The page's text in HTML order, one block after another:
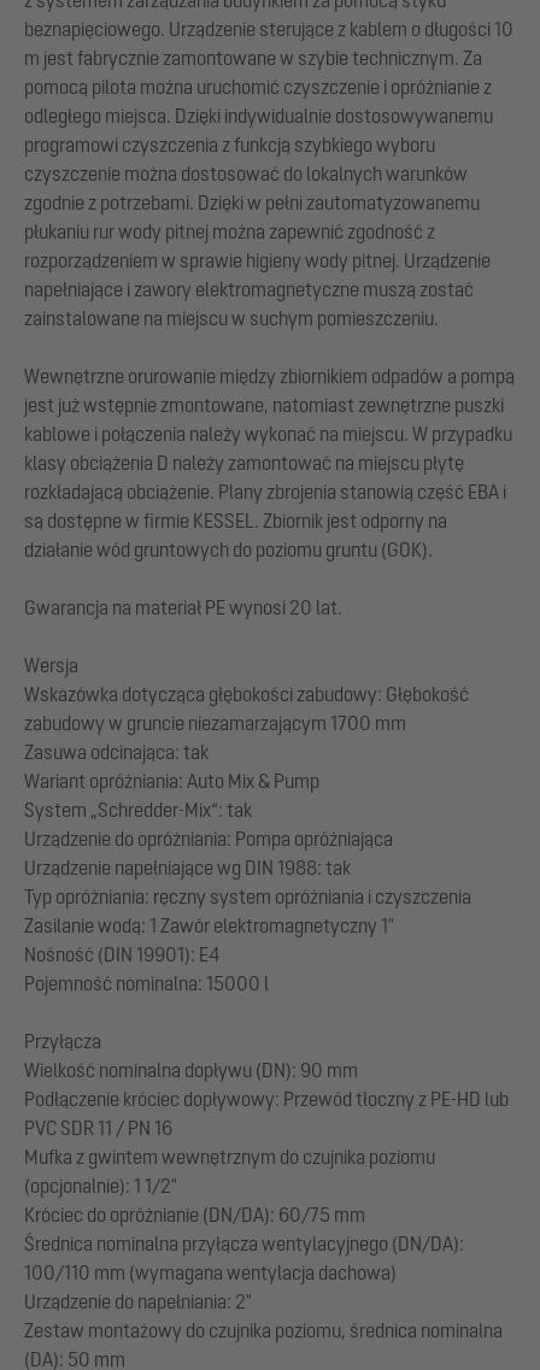
beznapięciowego. Urządzenie sterujące z kablem o długości 10
m jest fabrycznie zamontowane w szybie technicznym. Za
pomocą pilota można uruchomić czyszczenie i opróżnianie z
odległego miejsca. Dzięki indywidualnie dostosowywanemu
programowi czyszczenia z funkcją szybkiego wyboru
czyszczenie można dostosować do lokalnych warunków
zgodnie z potrzebami. Dzięki w pełni zautomatyzowanemu
płukaniu rur wody pitnej można zapewnić zgodność z
rozporządzeniem w sprawie higieny wody pitnej. Urządzenie
napełniające i zawory elektromagnetyczne muszą zostać
zainstalowane na miejscu w suchym pomieszczeniu.
Wewnętrzne orurowanie między zbiornikiem odpadów a pompą
jest już wstępnie zmontowane, natomiast zewnętrzne puszki
kablowe i połączenia należy wykonać na miejscu. W przypadku
klasy obciążenia D należy zamontować na miejscu płytę
rozkładającą obciążenie. Plany zbrojenia stanowią część EBA i
są dostępne w firmie KESSEL. Zbiornik jest odporny na
działanie wód gruntowych do poziomu gruntu (GOK).
Gwarancja na materiał PE wynosi 20 lat.
Wersja
Wskazówka dotycząca głębokości zabudowy: Głębokość
zabudowy w gruncie niezamarzającym 1700 mm
Zasuwa odcinająca: tak
Wariant opróżniania: Auto Mix & Pump
System „Schredder-Mix“: tak
Urządzenie do opróżniania: Pompa opróżniająca
Urządzenie napełniające wg DIN 1988: tak
Typ opróżniania: ręczny system opróżniania i czyszczenia
Zasilanie wodą: 1 Zawór elektromagnetyczny 1"
Nośność (DIN 19901): E4
Pojemność nominalna: 15000 l
Przyłącza
Wielkość nominalna dopływu (DN): 90 mm
Podłączenie króciec dopływowy: Przewód tłoczny z PE-HD lub
PVC SDR 11 / PN 16
Mufka z gwintem wewnętrznym do czujnika poziomu
(opcjonalnie): 1 1/2"
Króciec do opróżnianie (DN/DA): 60/75 mm
Średnica nominalna przyłącza wentylacyjnego (DN/DA):
100/110 mm (wymagana wentylacja dachowa)
Urządzenie do napełniania: 2"
Zestaw montażowy do czujnika poziomu, średnica nominalna
(DA): 50 mm